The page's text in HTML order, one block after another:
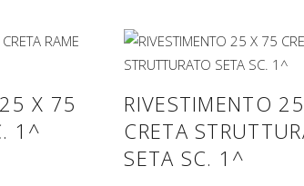
X 75
1^
RIVESTIMENTO
CRETA
SETA SC. 1^